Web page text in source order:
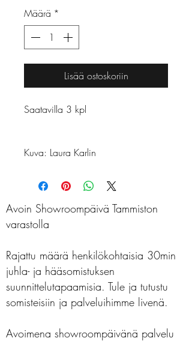
Määrä *
Lisää ostoskoriin
Saatavilla 3 kpl
Kuva: Laura Karlin
Avoin Showroompäivä Tammiston
varastolla
Rajattu määrä henkilökohtaisia 30min
juhla- ja hääsomistuksen
suunnittelutapaamisia. Tule ja tutustu
somisteisiin ja palveluihimme livenä.
Avoimena showroompäivänä palvelu